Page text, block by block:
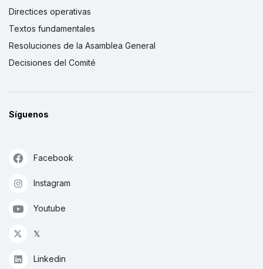
Directices operativas
Textos fundamentales
Resoluciones de la Asamblea General
Decisiones del Comité
Síguenos
Facebook
Instagram
Youtube
𝕏
Linkedin